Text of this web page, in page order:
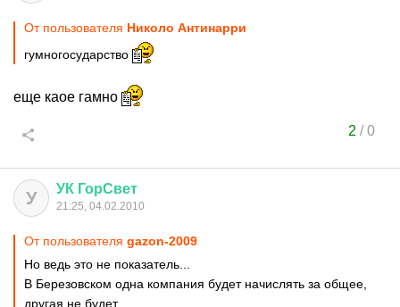
От пользователя Николо Антинарри
гумногосударство
еще каое гамно
2 /0
У УК ГорСвет
21:25, 04.02.2010
От пользователя gazon-2009
Но ведь это не показатель...
В Березовском одна компания будет начислять за общее,
другая не будет...